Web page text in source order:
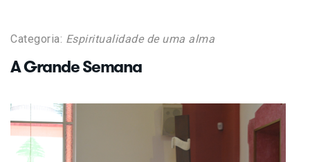
Categoria: Espiritualidade de uma alma
A Grande Semana